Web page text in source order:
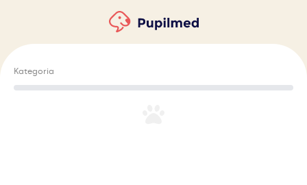
Kategoria